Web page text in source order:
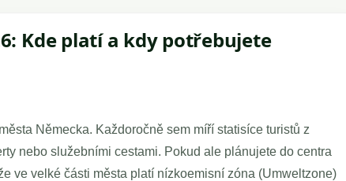
Kde platí a kdy potřebujete
Německa. Každoročně sem míří statisíce turistů z
nebo služebními cestami. Pokud ale plánujete do centra
ve velké části města platí nízkoemisní zóna (Umweltzone)